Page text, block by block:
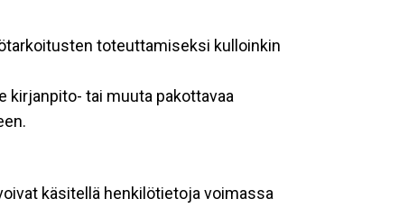
toteuttamiseksi kulloinkin
tai muuta pakottavaa
käsitellä henkilötietoja voimassa